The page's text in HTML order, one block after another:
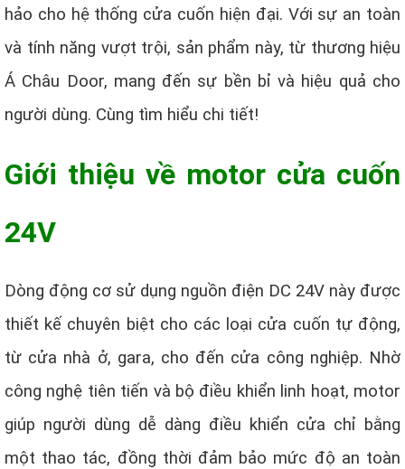
hảo cho hệ thống cửa cuốn hiện đại. Với sự an toàn
và tính năng vượt trội, sản phẩm này, từ thương hiệu
Á Châu Door, mang đến sự bền bỉ và hiệu quả cho
người dùng. Cùng tìm hiểu chi tiết!
Giới thiệu về motor cửa cuốn
24V
Dòng động cơ sử dụng nguồn điện DC 24V này được
thiết kế chuyên biệt cho các loại cửa cuốn tự động,
từ cửa nhà ở, gara, cho đến cửa công nghiệp. Nhờ
công nghệ tiên tiến và bộ điều khiển linh hoạt, motor
giúp người dùng dễ dàng điều khiển cửa chỉ bằng
một thao tác, đồng thời đảm bảo mức độ an toàn